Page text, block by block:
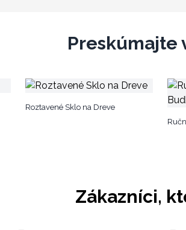
Preskúmajte
Roztavené Sklo na Dreve
Zákazníci,